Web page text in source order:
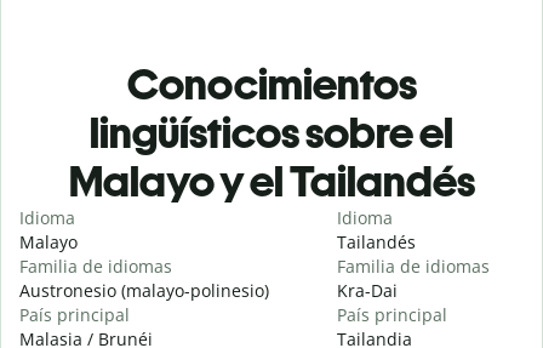
Conocimientos
lingüísticos sobre el
Malayo y el Tailandés
Idioma
Malayo
Familia de idiomas
Austronesio (malayo-polinesio)
País principal
Malasia / Brunéi
Idioma
Tailandés
Familia de idiomas
Kra-Dai
País principal
Tailandia